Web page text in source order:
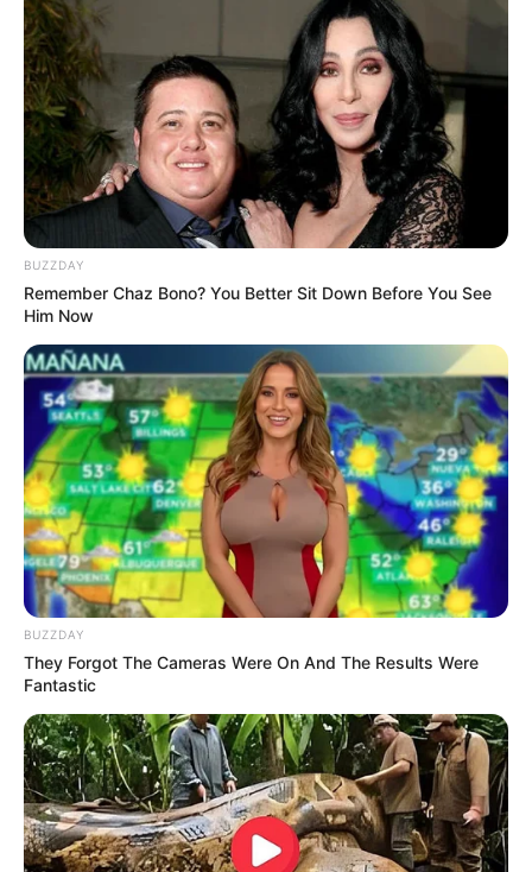
CVS Hides This $1 Generic Viagra - Here's The
Aisle It's Really In.
FRIDAY PLANS
Erase Joint Agony In 7 Days With This Simple
Trick! It's Genius
FORGE BODY
BUZZDAY
Remember Chaz Bono? You Better Sit Down Before You See
Him Now
BUZZDAY
They Forgot The Cameras Were On And The Results Were
Fantastic